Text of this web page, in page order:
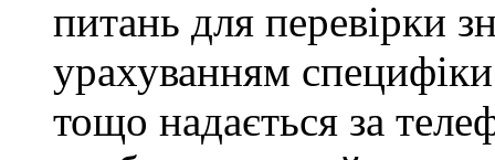
питань для перевірки
урахуванням
тощо надається за